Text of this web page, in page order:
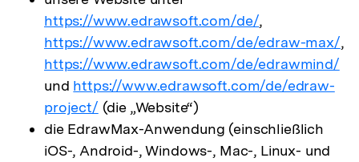
https://www.edrawsoft.com/de/,
https://www.edrawsoft.com/de/edraw-max/,
https://www.edrawsoft.com/de/edrawmind/
und https://www.edrawsoft.com/de/edraw-
project/ (die „Website“)
die EdrawMax-Anwendung (einschließlich
iOS-, Android-, Windows-, Mac-, Linux- und